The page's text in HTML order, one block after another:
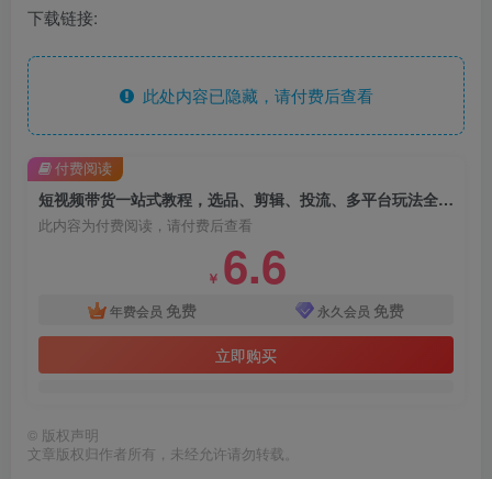
下载链接:
此处内容已隐藏，请付费后查看
短视频带货一站式教程，选品、剪辑、投流、多平台玩法全覆盖，新手也能快速起店出单
此内容为付费阅读，请付费后查看
￥ 6.6
年费会员 免费 永久会员 免费
立即购买
付费阅读
© 版权声明
文章版权归作者所有，未经允许请勿转载。